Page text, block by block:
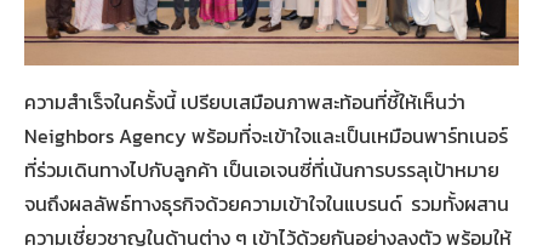
ความสำเร็จในครั้งนี้ เปรียบเสมือนภาพสะท้อนที่ชี้ให้เห็นว่า
Neighbors Agency พร้อมที่จะเข้าใจและเป็นเหมือนพาร์ทเนอร์
ที่ร่วมเดินทางไปกับลูกค้า เป็นเอเจนซี่ที่เน้นการบรรลุเป้าหมาย
จนถึงผลลัพธ์ทางธุรกิจด้วยความเข้าใจในแบรนด์ รวมทั้งผสาน
ความเชี่ยวชาญในด้านต่าง ๆ เข้าไว้ด้วยกันอย่างลงตัว พร้อมให้